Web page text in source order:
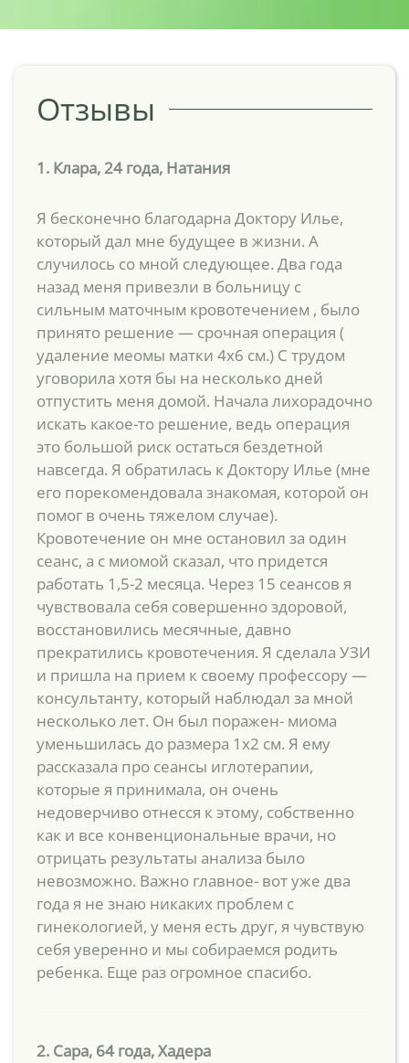
Отзывы
1. Клара, 24 года, Натания
Я бесконечно благодарна Доктору Илье,
который дал мне будущее в жизни. А
случилось со мной следующее. Два года
назад меня привезли в больницу с
сильным маточным кровотечением , было
принято решение — срочная операция (
удаление меомы матки 4х6 см.) С трудом
уговорила хотя бы на несколько дней
отпустить меня домой. Начала лихорадочно
искать какое-то решение, ведь операция
это большой риск остаться бездетной
навсегда. Я обратилась к Доктору Илье (мне
его порекомендовала знакомая, которой он
помог в очень тяжелом случае).
Кровотечение он мне остановил за один
сеанс, а с миомой сказал, что придется
работать 1,5-2 месяца. Через 15 сеансов я
чувствовала себя совершенно здоровой,
восстановились месячные, давно
прекратились кровотечения. Я сделала УЗИ
и пришла на прием к своему профессору —
консультанту, который наблюдал за мной
несколько лет. Он был поражен- миома
уменьшилась до размера 1х2 см. Я ему
рассказала про сеансы иглотерапии,
которые я принимала, он очень
недоверчиво отнесся к этому, собственно
как и все конвенциональные врачи, но
отрицать результаты анализа было
невозможно. Важно главное- вот уже два
года я не знаю никаких проблем с
гинекологией, у меня есть друг, я чувствую
себя уверенно и мы собираемся родить
ребенка. Еще раз огромное спасибо.
2. Сара, 64 года, Хадера